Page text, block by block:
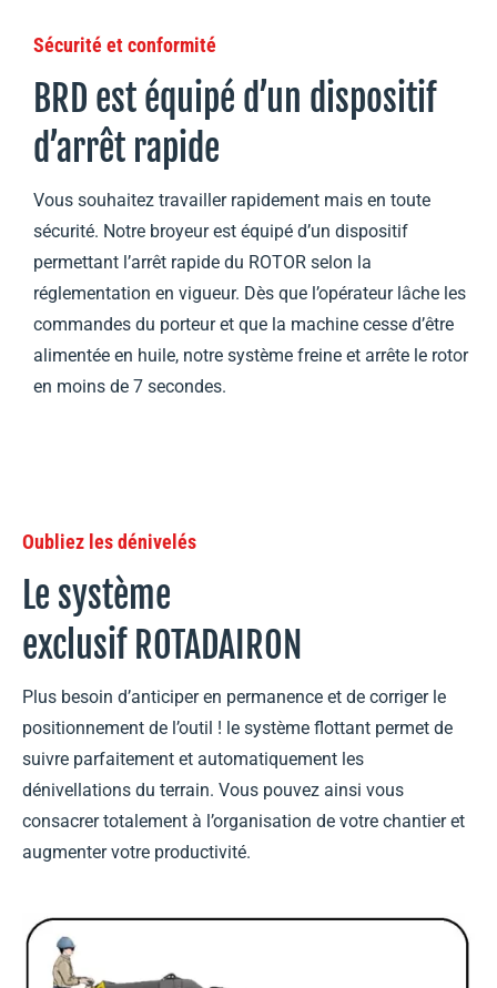
Sécurité et conformité
BRD est équipé d’un dispositif
d’arrêt rapide
Vous souhaitez travailler rapidement mais en toute
sécurité. Notre broyeur est équipé d’un dispositif
permettant l’arrêt rapide du ROTOR selon la
réglementation en vigueur. Dès que l’opérateur lâche les
commandes du porteur et que la machine cesse d’être
alimentée en huile, notre système freine et arrête le rotor
en moins de 7 secondes.
Oubliez les dénivelés
Le système
exclusif ROTADAIRON
Plus besoin d’anticiper en permanence et de corriger le
positionnement de l’outil ! le système flottant permet de
suivre parfaitement et automatiquement les
dénivellations du terrain. Vous pouvez ainsi vous
consacrer totalement à l’organisation de votre chantier et
augmenter votre productivité.